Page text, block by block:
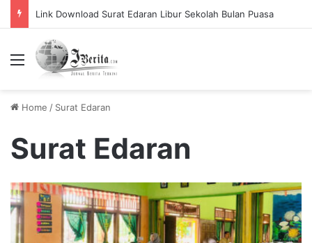
Link Download Surat Edaran Libur Sekolah Bulan Puasa
Menu
Home / Surat Edaran
Surat Edaran